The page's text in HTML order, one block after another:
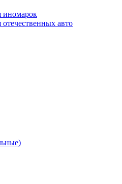
иномарок
отечественных авто